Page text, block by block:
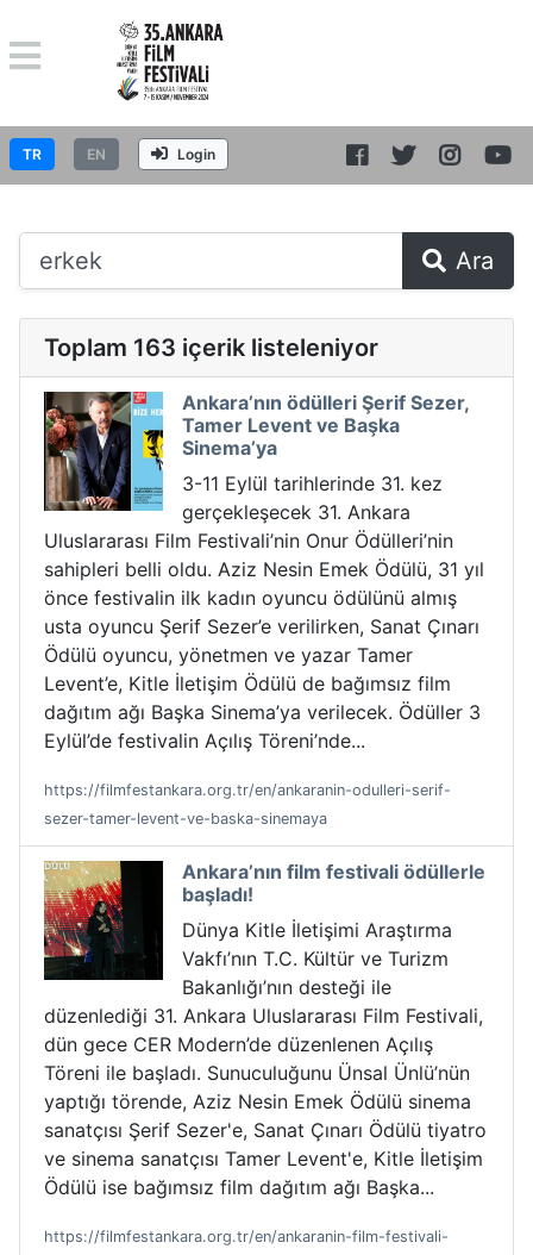
TR EN Login
Ara
Toplam 163 içerik listeleniyor
Ankara’nın ödülleri Şerif Sezer,
Tamer Levent ve Başka
Sinema’ya
3-11 Eylül tarihlerinde 31. kez
gerçekleşecek 31. Ankara
Uluslararası Film Festivali’nin Onur Ödülleri’nin
sahipleri belli oldu. Aziz Nesin Emek Ödülü, 31 yıl
önce festivalin ilk kadın oyuncu ödülünü almış
usta oyuncu Şerif Sezer’e verilirken, Sanat Çınarı
Ödülü oyuncu, yönetmen ve yazar Tamer
Levent’e, Kitle İletişim Ödülü de bağımsız film
dağıtım ağı Başka Sinema’ya verilecek. Ödüller 3
Eylül’de festivalin Açılış Töreni’nde...
https://filmfestankara.org.tr/en/ankaranin-odulleri-serif-
sezer-tamer-levent-ve-baska-sinemaya
Ankara’nın film festivali ödüllerle
başladı!
Dünya Kitle İletişimi Araştırma
Vakfı’nın T.C. Kültür ve Turizm
Bakanlığı’nın desteği ile
düzenlediği 31. Ankara Uluslararası Film Festivali,
dün gece CER Modern’de düzenlenen Açılış
Töreni ile başladı. Sunuculuğunu Ünsal Ünlü’nün
yaptığı törende, Aziz Nesin Emek Ödülü sinema
sanatçısı Şerif Sezer'e, Sanat Çınarı Ödülü tiyatro
ve sinema sanatçısı Tamer Levent'e, Kitle İletişim
Ödülü ise bağımsız film dağıtım ağı Başka...
https://filmfestankara.org.tr/en/ankaranin-film-festivali-